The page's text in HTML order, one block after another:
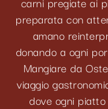
preparata con
amano
donando a ogni
Mangiare da
viaggio
dove ogni